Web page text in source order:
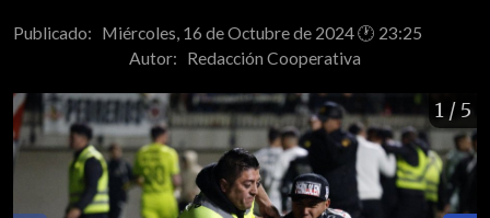
Publicado: Miércoles, 16 de Octubre de 2024 🕐 23:25
Autor: Redacción Cooperativa
1 / 5